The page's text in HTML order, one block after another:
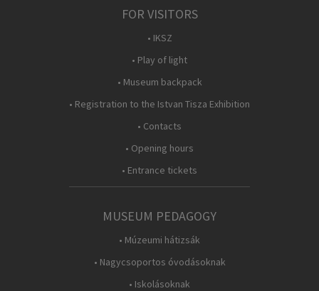
FOR VISITORS
• IKSZ
• Play of light
• Museum backpack
• Registration to the Istvan Tisza Exhibition
• Contacts
• Opening hours
• Entrance tickets
MUSEUM PEDAGOGY
• Múzeumi hátizsák
• Nagycsoportos óvodásoknak
• Iskolásoknak